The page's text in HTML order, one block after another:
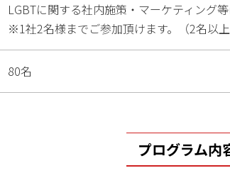
LGBTに関する社内施策・マーケティング
※1社2名様までご参加頂けます。（2名以
80名
プログラム内